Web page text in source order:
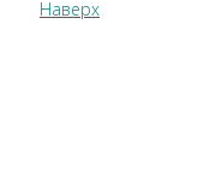
Наверх